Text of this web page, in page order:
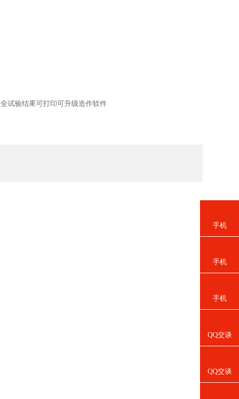
试验结果可打印可升级造作软件
手机
手机
手机
QQ交谈
QQ交谈